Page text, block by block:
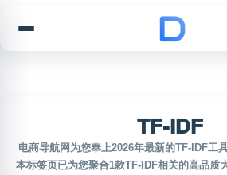
TF-IDF
电商导航网为您奉上2026年最新的TF-IDF工
本标签页已为您聚合1款TF-IDF相关的高品质